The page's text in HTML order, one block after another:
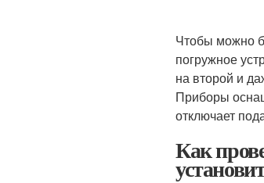
Чтобы можно
погружное
на второй и
Приборы
отключает
Как